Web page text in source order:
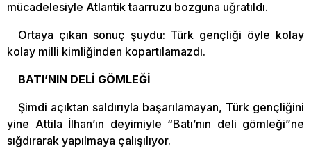
mücadelesiyle Atlantik taarruzu bozguna uğratıldı.
Ortaya çıkan sonuç şuydu: Türk gençliği öyle kolay
kolay milli kimliğinden kopartılamazdı.
BATI’NIN DELİ GÖMLEĞİ
Şimdi açıktan saldırıyla başarılamayan, Türk gençliğini
yine Attila İlhan’ın deyimiyle “Batı’nın deli gömleği”ne
sığdırarak yapılmaya çalışılıyor.